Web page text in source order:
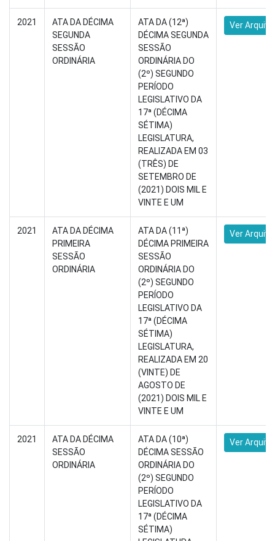
2021
ATA DA DÉCIMA
SEGUNDA
SESSÃO
ORDINÁRIA
ATA DA (12ª)
DÉCIMA SEGUNDA
SESSÃO
ORDINÁRIA DO
(2º) SEGUNDO
PERÍODO
LEGISLATIVO DA
17ª (DÉCIMA
SÉTIMA)
LEGISLATURA,
REALIZADA EM 03
(TRÊS) DE
SETEMBRO DE
(2021) DOIS MIL E
VINTE E UM
Ver Arquivo
2021
ATA DA DÉCIMA
PRIMEIRA
SESSÃO
ORDINÁRIA
ATA DA (11ª)
DÉCIMA PRIMEIRA
SESSÃO
ORDINÁRIA DO
(2º) SEGUNDO
PERÍODO
LEGISLATIVO DA
17ª (DÉCIMA
SÉTIMA)
LEGISLATURA,
REALIZADA EM 20
(VINTE) DE
AGOSTO DE
(2021) DOIS MIL E
VINTE E UM
Ver Arquivo
2021
ATA DA DÉCIMA
SESSÃO
ORDINÁRIA
ATA DA (10ª)
DÉCIMA SESSÃO
ORDINÁRIA DO
(2º) SEGUNDO
PERÍODO
LEGISLATIVO DA
17ª (DÉCIMA
SÉTIMA)
Ver Arquivo